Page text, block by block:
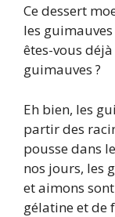
Ce dessert
les
êtes-vous
guimauves ?
Eh bien, les
partir des
pousse dans
nos jours, les
et aimons
gélatine et de